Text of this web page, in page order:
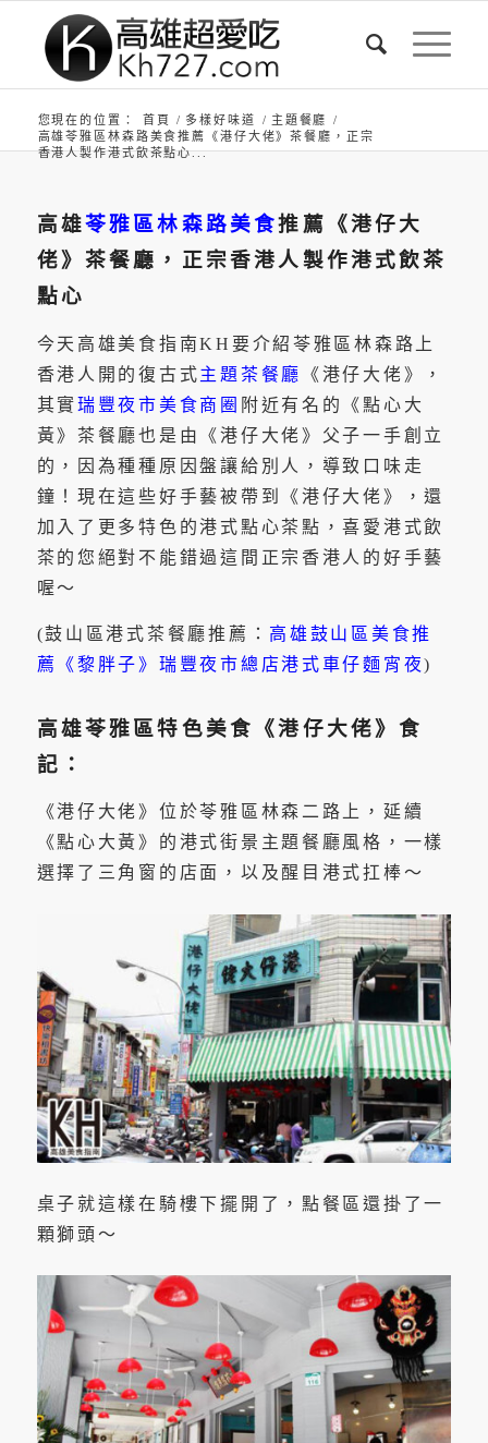
您現在的位置： 首頁 / 多樣好味道 / 主題餐廳
/
高雄苓雅區林森路美食推薦《港仔大佬》茶餐廳，正宗
香港人製作港式飲茶點心...
高雄苓雅區林森路美食推薦《港仔大
佬》茶餐廳，正宗香港人製作港式飲茶
點心
今天高雄美食指南KH要介紹苓雅區林森路上
香港人開的復古式主題茶餐廳
《港仔大佬》，
其實瑞豐夜市美食商圈 附近有名的《點心大
黃》茶餐廳也是由《港仔大佬》父子一手創立
的，因為種種原因盤讓給別人，導致口味走
鐘！現在這些好手藝被帶到《港仔大佬》，還
加入了更多特色的港式點心茶點，喜愛港式飲
茶的您絕對不能錯過這間正宗香港人的好手藝
喔～
(鼓山區港式茶餐廳推薦： 高雄鼓山區美食推
薦《黎胖子》瑞豐夜市總店港式車仔麵宵夜)
高雄苓雅區特色美食《港仔大佬》食
記：
《港仔大佬》位於苓雅區林森二路上，延續
《點心大黃》的港式街景主題餐廳風格，一樣
選擇了三角窗的店面，以及醒目港式扛棒～
桌子就這樣在騎樓下擺開了，點餐區還掛了一
顆獅頭～